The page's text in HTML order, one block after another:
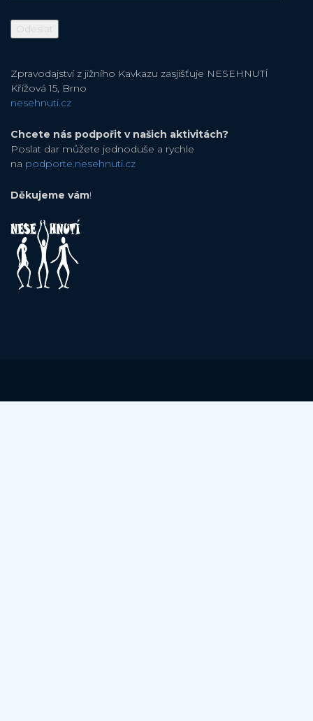
Zpravodajství z jižního Kavkazu zasjišťuje NESEHNUTÍ
Křížová 15, Brno
nesehnuti.cz
Chcete nás podpořit v našich aktivitách?
Poslat dar můžete jednoduše a rychle
na podporte.nesehnuti.cz
Děkujeme vám!